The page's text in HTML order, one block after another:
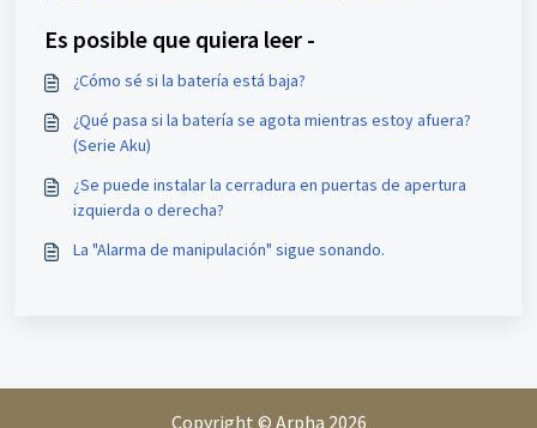
Es posible que quiera leer -
¿Cómo sé si la batería está baja?
¿Qué pasa si la batería se agota mientras estoy afuera?
(Serie Aku)
¿Se puede instalar la cerradura en puertas de apertura
izquierda o derecha?
La "Alarma de manipulación" sigue sonando.
Copyright © Arpha 2026